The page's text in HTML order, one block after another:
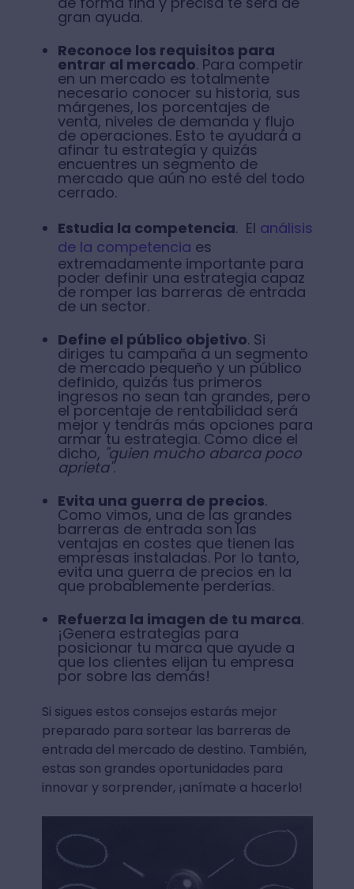
gran ayuda.
Reconoce los requisitos para
entrar al mercado. Para competir
en un mercado es totalmente
necesario conocer su historia, sus
márgenes, los porcentajes de
venta, niveles de demanda y flujo
de operaciones. Esto te ayudará a
afinar tu estrategía y quizás
encuentres un segmento de
mercado que aún no esté del todo
cerrado.
Estudia la competencia. El análisis
de la competencia es
extremadamente importante para
poder definir una estrategia capaz
de romper las barreras de entrada
de un sector.
Define el público objetivo. Si
diriges tu campaña a un segmento
de mercado pequeño y un público
definido, quizás tus primeros
ingresos no sean tan grandes, pero
el porcentaje de rentabilidad será
mejor y tendrás más opciones para
armar tu estrategia. Como dice el
dicho, "quien mucho abarca poco
aprieta".
Evita una guerra de precios.
Como vimos, una de las grandes
barreras de entrada son las
ventajas en costes que tienen las
empresas instaladas. Por lo tanto,
evita una guerra de precios en la
que probablemente perderías.
Refuerza la imagen de tu marca.
¡Genera estrategias para
posicionar tu marca que ayude a
que los clientes elijan tu empresa
por sobre las demás!
Si sigues estos consejos estarás mejor
preparado para sortear las barreras de
entrada del mercado de destino. También,
estas son grandes oportunidades para
innovar y sorprender, ¡anímate a hacerlo!